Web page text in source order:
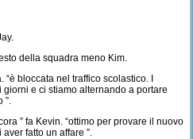
della squadra meno Kim.
bloccata nel traffico scolastico. I
e ci stiamo alternando a portare
”.
” fa Kevin. “ottimo per provare il nuovo
fatto un affare ”.